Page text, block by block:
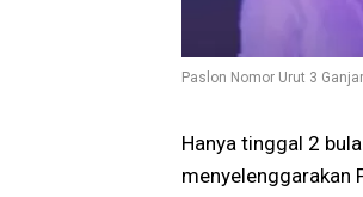
Paslon Nomor Urut 3
Hanya tinggal 2
menyelenggarakan